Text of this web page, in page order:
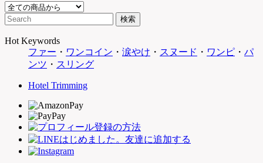
Hot Keywords
ファー ・ ワンコイン ・ 涙やけ ・ スヌード ・ ワンピ ・ パ
ンツ ・ スリング
Hotel Trimming